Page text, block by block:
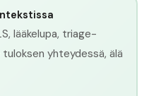
lääkelupa, triage-
yhteydessä, älä